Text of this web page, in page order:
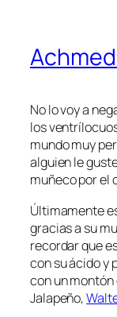
No lo voy a
los
mundo muy
alguien le
muñeco por el
Últimamente
gracias a su
recordar que
con su ácido y
con un montón
Jalapeño,